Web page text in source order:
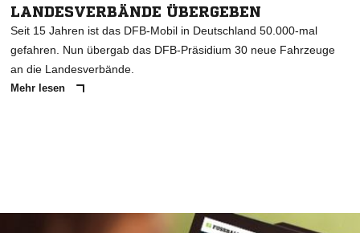
LANDESVERBÄNDE ÜBERGEBEN
Seit 15 Jahren ist das DFB-Mobil in Deutschland 50.000-mal
gefahren. Nun übergab das DFB-Präsidium 30 neue Fahrzeuge
an die Landesverbände.
Mehr lesen